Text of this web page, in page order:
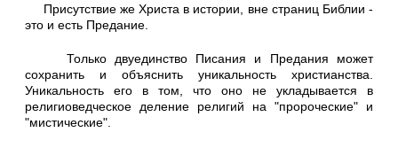
Присутствие же Христа в истории, вне страниц Библии -
это и есть Предание.
Только двуединство Писания и Предания может
сохранить и объяснить уникальность христианства.
Уникальность его в том, что оно не укладывается в
религиоведческое деление религий на "пророческие" и
"мистические".